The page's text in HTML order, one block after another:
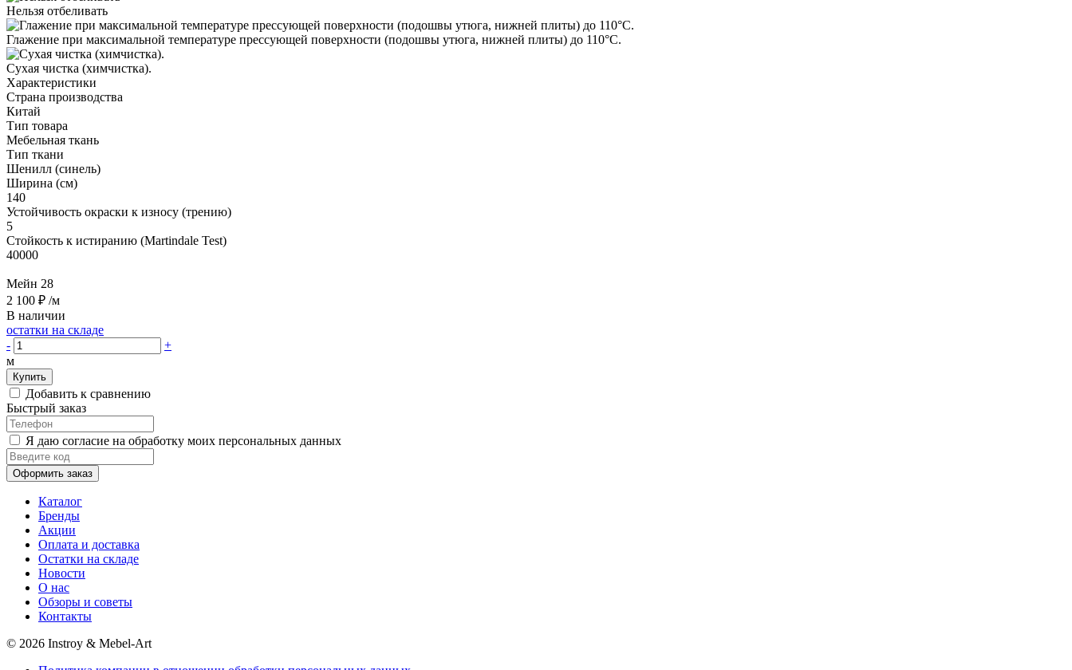
Нельзя отбеливать
Глажение при максимальной температуре прессующей поверхности (подошвы утюга, нижней плиты) до 110°С.
Cухая чистка (химчистка).
Характеристики
Страна производства
Китай
Тип товара
Мебельная ткань
Тип ткани
Шенилл (синель)
Ширина (см)
140
Устойчивость окраски к износу (трению)
5
Стойкость к истиранию (Martindale Test)
40000
Мейн 28
2 100 ₽ /м
В наличии
остатки на складе
-
+
м
Купить
Добавить к сравнению
Быстрый заказ
Я даю согласие на обработку моих персональных данных
Оформить заказ
Каталог
Бренды
Акции
Оплата и доставка
Остатки на складе
Новости
О нас
Обзоры и советы
Контакты
© 2026 Instroy & Mebel-Art